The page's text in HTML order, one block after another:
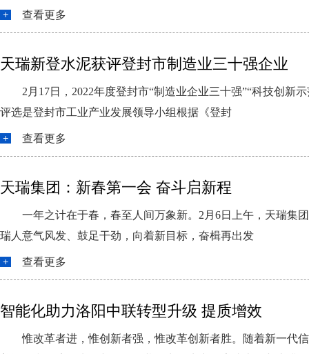
查看更多
天瑞新登水泥获评登封市制造业三十强企业
2月17日，2022年度登封市“制造业企业三十强”“科技创新
评选是登封市工业产业发展领导小组根据《登封
查看更多
天瑞集团：新春第一会 奋斗启新程
一年之计在于春，春至人间万象新。2月6日上午，天瑞集
瑞人意气风发、鼓足干劲，向着新目标，奋楫再出发
查看更多
智能化助力洛阳中联转型升级 提质增效
惟改革者进，惟创新者强，惟改革创新者胜。随着新一代